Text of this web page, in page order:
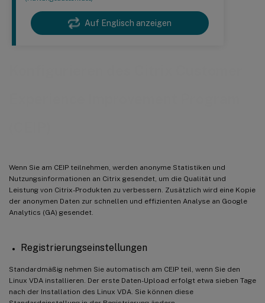
Auf Englisch anzeigen
Wenn Sie am CEIP teilnehmen, werden anonyme Statistiken und
Nutzungsinformationen an Citrix gesendet, um die Qualität und
Leistung von Citrix-Produkten zu verbessern. Zusätzlich wird eine Kopie
der anonymen Daten zur schnellen und effizienten Analyse an Google
Analytics (GA) gesendet.
Registrierungseinstellungen
Standardmäßig nehmen Sie automatisch am CEIP teil, wenn Sie den
Linux VDA installieren. Der erste Daten-Upload erfolgt etwa sieben Tage
nach der Installation des Linux VDA. Sie können diese